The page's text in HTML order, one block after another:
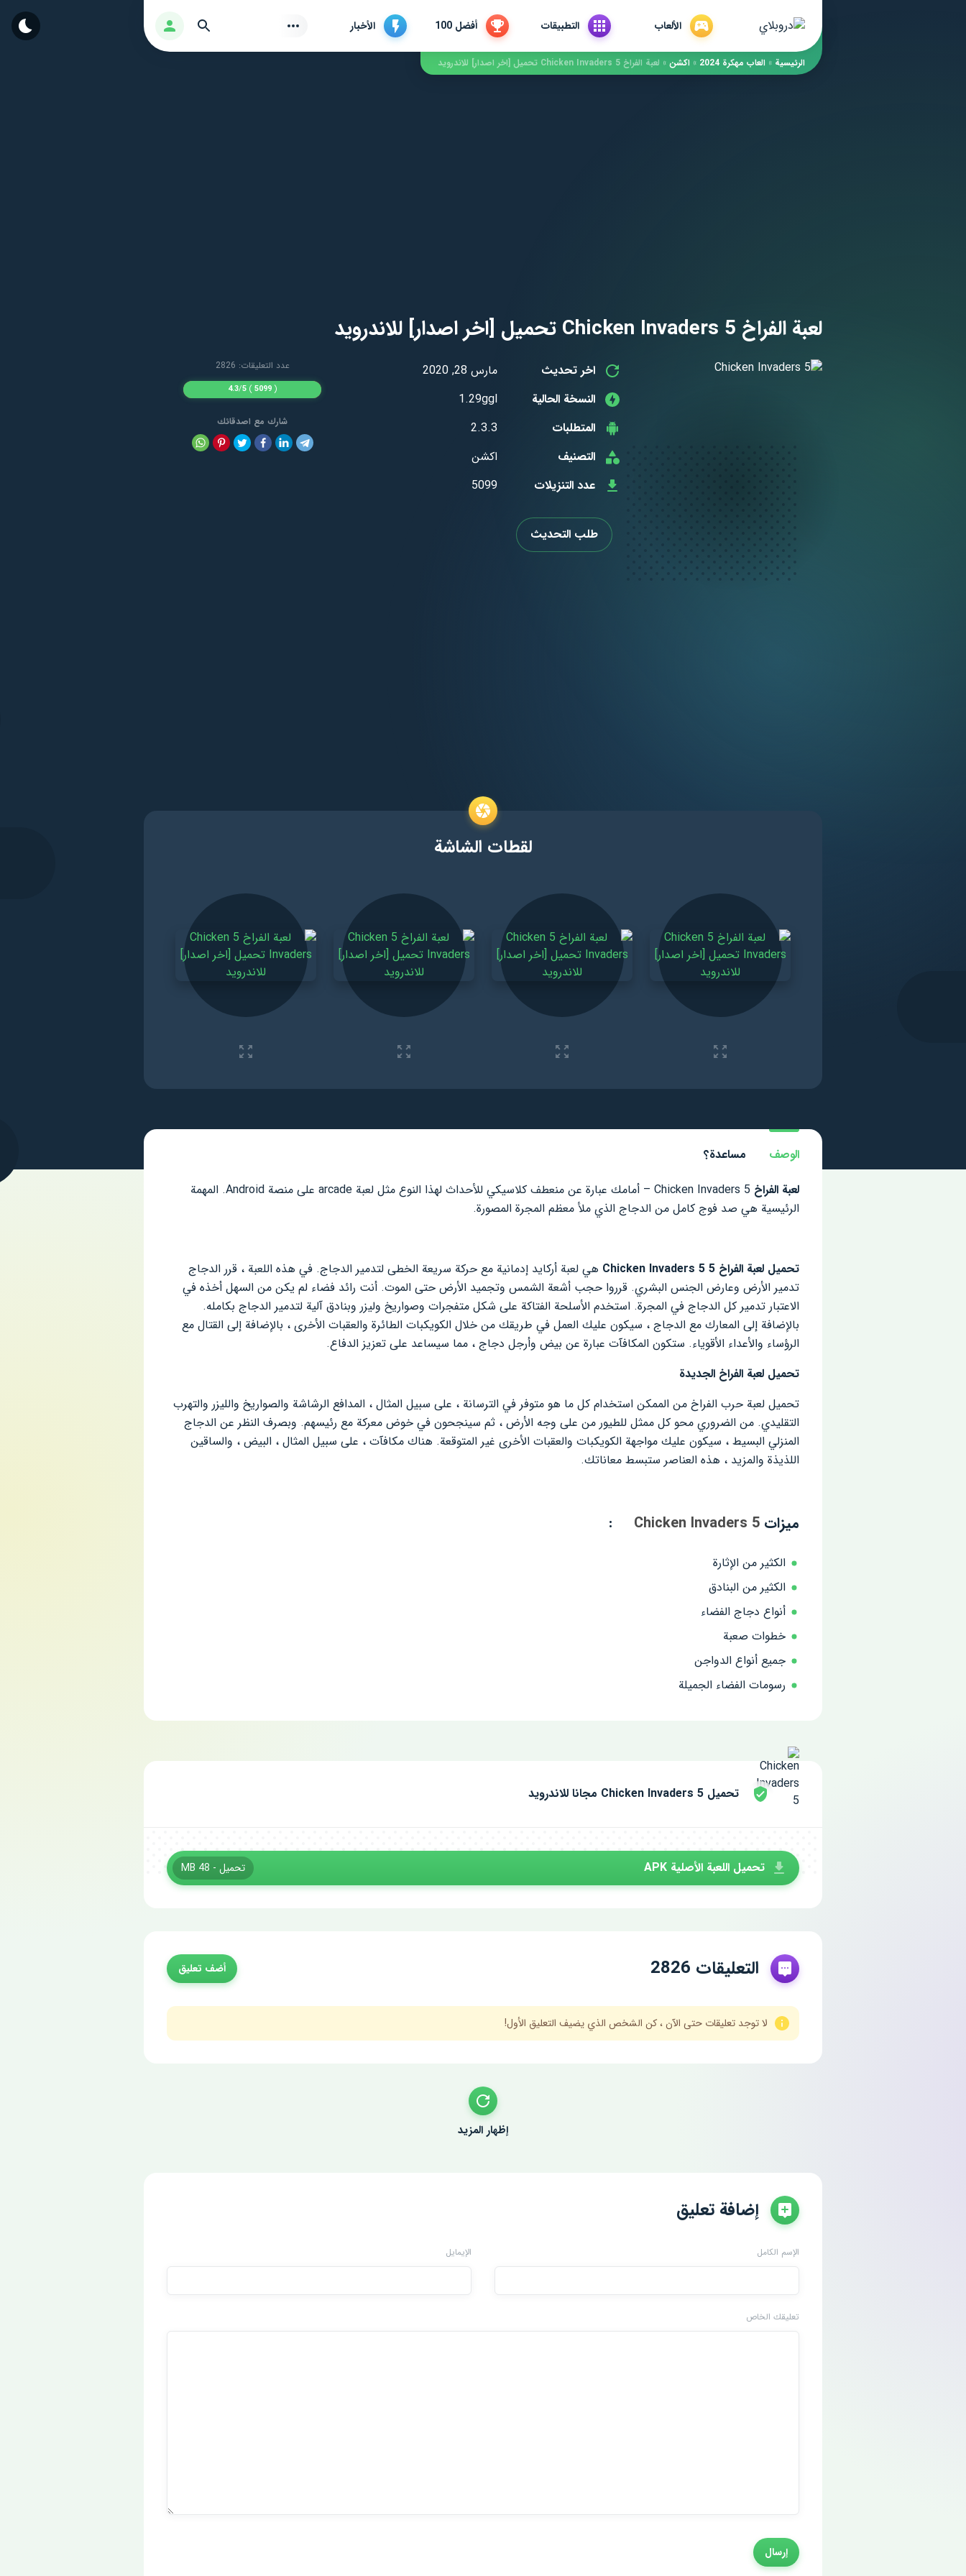
الألعاب التطبيقات أفضل 100 الأخبار تسجيل الدخول بحث
الرئيسية » العاب مهكرة 2024 » اكشن » لعبة الفراخ 5 Chicken Invaders تحميل [اخر اصدار] للاندرويد
لعبة الفراخ 5 Chicken Invaders تحميل [اخر اصدار] للاندرويد
اخر تحديث
مارس 28, 2020
النسخة الحالية
1.29ggl
المتطلبات
2.3.3
التصنيف
اكشن
عدد التنزيلات
5099
عدد التعليقات: 2826
(
5099
)
4.3/5
شارك مع اصدقائك
طلب التحديث
لقطات الشاشة
الوصف
مساعدة؟
لعبة الفراخ
Chicken Invaders 5 – أمامك عبارة عن منعطف كلاسيكي للأحداث لهذا النوع مثل لعبة arcade على منصة Android. المهمة
الرئيسية هي صد فوج كامل من الدجاج الذي ملأ معظم المجرة المصورة.
تحميل لعبة الفراخ 5 Chicken Invaders 5
هي لعبة أركايد إدمانية مع حركة سريعة الخطى لتدمير الدجاج. في هذه اللعبة ، قرر الدجاج
تدمير الأرض وعارض الجنس البشري. قرروا حجب أشعة الشمس وتجميد الأرض حتى الموت. أنت رائد فضاء لم يكن من السهل أخذه في
الاعتبار تدمير كل الدجاج في المجرة. استخدم الأسلحة الفتاكة على شكل متفجرات وصواريخ وليزر وبنادق آلية لتدمير الدجاج بكامله.
بالإضافة إلى المعارك مع الدجاج ، سيكون عليك العمل في طريقك من خلال الكويكبات الطائرة والعقبات الأخرى ، بالإضافة إلى القتال مع
الرؤساء والأعداء الأقوياء. ستكون المكافآت عبارة عن بيض وأرجل دجاج ، مما سيساعد على تعزيز الدفاع.
تحميل لعبة الفراخ الجديدة
تحميل لعبة حرب الفراخ من الممكن استخدام كل ما هو متوفر في الترسانة ، على سبيل المثال ، المدافع الرشاشة والصواريخ والليزر والتهرب
التقليدي. من الضروري محو كل ممثل للطيور من على وجه الأرض ، ثم سينجحون في خوض معركة مع رئيسهم. وبصرف النظر عن الدجاج
المنزلي البسيط ، سيكون عليك مواجهة الكويكبات والعقبات الأخرى غير المتوقعة. هناك مكافآت ، على سبيل المثال ، البيض ، والساقين
اللذيذة والمزيد ، هذه العناصر ستبسط معاناتك.
ميزات Chicken Invaders 5
:
الكثير من الإثارة
الكثير من البنادق
أنواع دجاج الفضاء
خطوات صعبة
جميع أنواع الدواجن
رسومات الفضاء الجميلة
تحميل Chicken Invaders 5 مجانا للاندرويد
تحميل اللعبة الأصلية APK تحميل - 48 MB
التعليقات 2826 أضف تعليق
لا توجد تعليقات حتى الآن ، كن الشخص الذي يضيف التعليق الأول!
إظهار المزيد
إضافة تعليق
الإسم الكامل الإيمايل
تعليقك الخاص
إرسال